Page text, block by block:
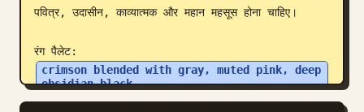
पवित्र, उदासीन, काव्यात्मक और महान महसूस होना चाहिए।
रंग पैलेट:
crimson blended with gray, muted pink, deep
obsidian black
।